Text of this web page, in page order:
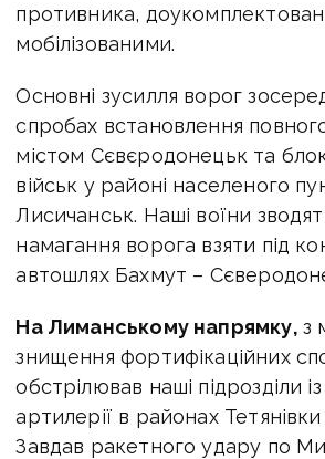
противника,
мобілізованими.
Основні зусилля ворог
спробах встановлення
містом Сєвєродонецьк та
військ у районі населеного
Лисичанськ. Наші воїни
намагання ворога взяти під
автошлях Бахмут –
На Лиманському напрямку, з
знищення фортифікаційних
обстрілював наші підрозділи
артилерії в районах
Завдав ракетного удару по